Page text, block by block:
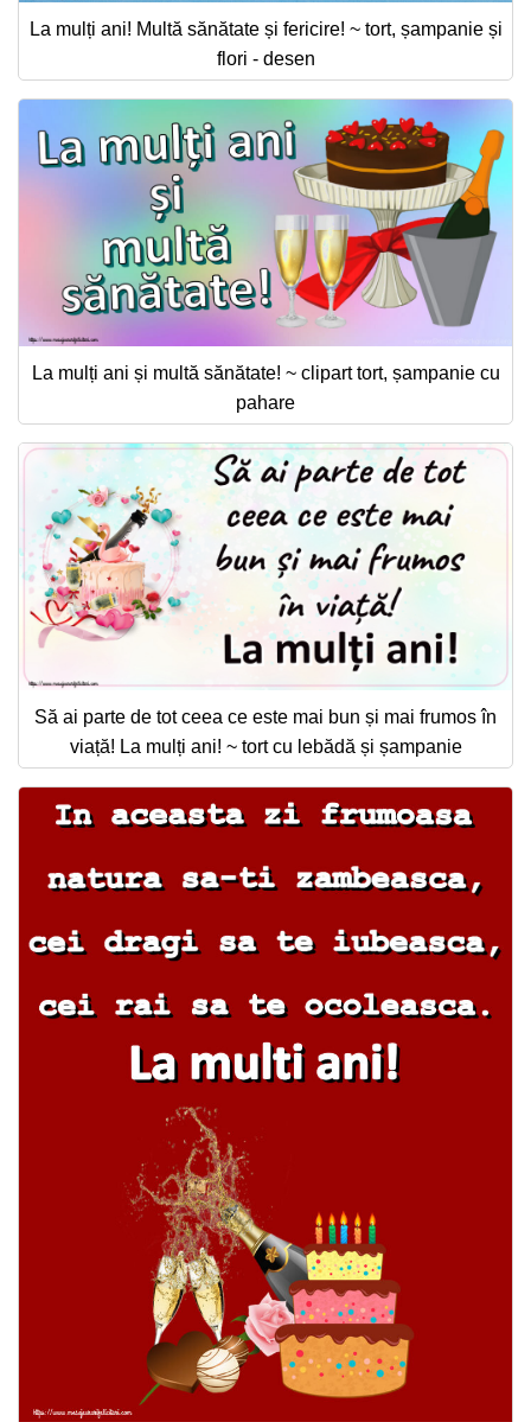
La mulți ani! Multă sănătate și fericire! ~ tort, șampanie și
flori - desen
La mulți ani și multă sănătate! ~ clipart tort, șampanie cu
pahare
Să ai parte de tot ceea ce este mai bun și mai frumos în
viață! La mulți ani! ~ tort cu lebădă și șampanie